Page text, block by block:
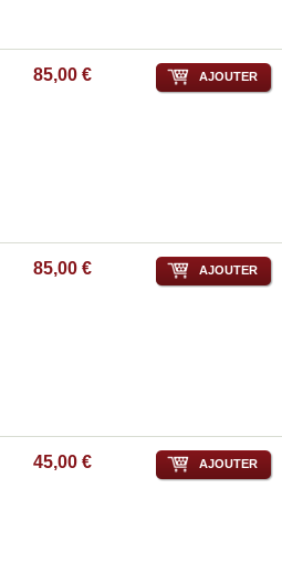
85,00 € AJOUTER
85,00 € AJOUTER
45,00 € AJOUTER